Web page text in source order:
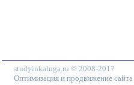
studyinkaluga.ru © 2008-2017
Оптимизация и продвижение сайта